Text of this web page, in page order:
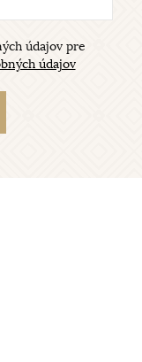
údajov pre
údajov